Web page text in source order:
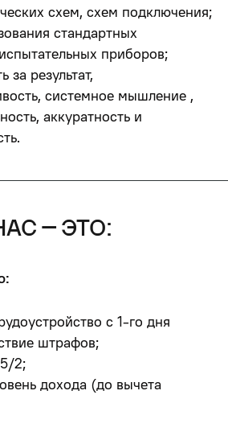
схем, схем подключения;
стандартных
приборов;
за результат,
системное мышление ,
аккуратность и
– это:
с 1-го дня
штрафов;
2;
дохода (до вычета